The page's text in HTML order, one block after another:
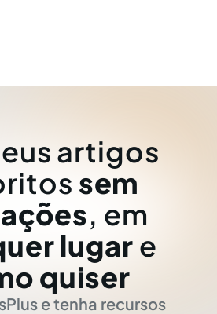
artigos
sem
, em
lugar e
quiser
e tenha recursos